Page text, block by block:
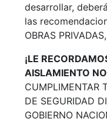
desarrollar,
las
OBRAS
¡LE
AISLAMIENTO
CUMPLIMENTAR
DE SEGURIDAD
GOBIERNO